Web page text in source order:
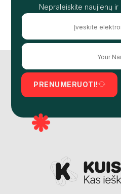
Nepraleiskite naujienų ir
PRENUMERUOTI!